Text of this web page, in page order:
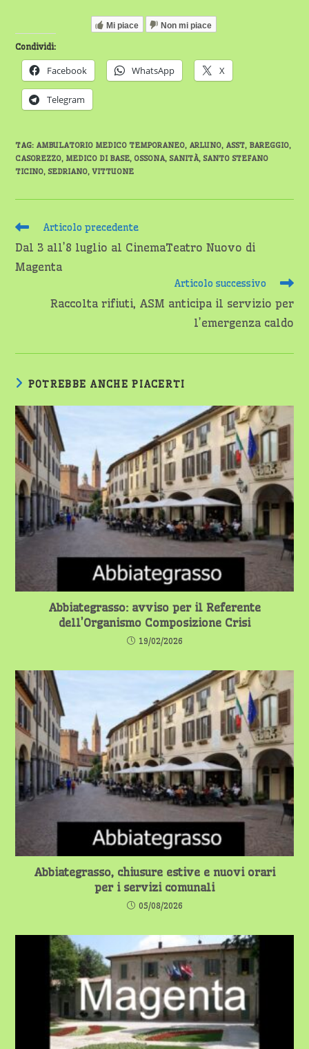
Mi piace Non mi piace
Condividi:
Facebook WhatsApp X
Telegram
TAG: AMBULATORIO MEDICO TEMPORANEO, ARLUNO, ASST, BAREGGIO,
CASOREZZO, MEDICO DI BASE, OSSONA, SANITÀ, SANTO STEFANO
TICINO, SEDRIANO, VITTUONE
Leggi
articoli
Articolo precedente
Dal 3 all’8 luglio al CinemaTeatro Nuovo di
Magenta
Articolo successivo
Raccolta rifiuti, ASM anticipa il servizio per
l’emergenza caldo
POTREBBE ANCHE PIACERTI
Abbiategrasso: avviso per il Referente
dell’Organismo Composizione Crisi
19/02/2026
Abbiategrasso, chiusure estive e nuovi orari
per i servizi comunali
05/08/2026